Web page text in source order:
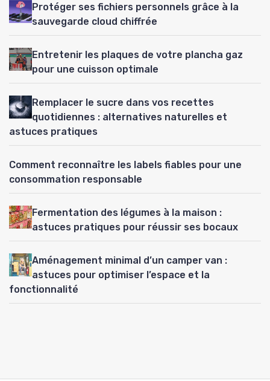
Protéger ses fichiers personnels grâce à la
sauvegarde cloud chiffrée
Entretenir les plaques de votre plancha gaz
pour une cuisson optimale
Remplacer le sucre dans vos recettes
quotidiennes : alternatives naturelles et
astuces pratiques
Comment reconnaître les labels fiables pour une
consommation responsable
Fermentation des légumes à la maison :
astuces pratiques pour réussir ses bocaux
Aménagement minimal d’un camper van :
astuces pour optimiser l’espace et la
fonctionnalité